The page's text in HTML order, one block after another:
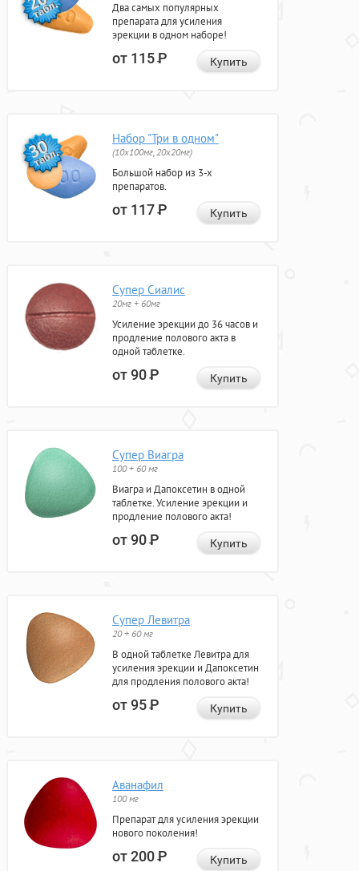
Два самых популярных
препарата для усиления
эрекции в одном наборе!
от 115Р Купить
Набор "Три в одном"
(10x100мг, 20x20мг)
Большой набор из 3-х
препаратов.
от 117Р Купить
Супер Сиалис
20мг + 60мг
Усиление эрекции до 36 часов и
продление полового акта в
одной таблетке.
от 90Р Купить
Супер Виагра
100 + 60 мг
Виагра и Дапоксетин в одной
таблетке. Усиление эрекции и
продление полового акта!
от 90Р Купить
Супер Левитра
20 + 60 мг
В одной таблетке Левитра для
усиления эрекции и Дапоксетин
для продления полового акта!
от 95Р Купить
Аванафил
100 мг
Препарат для усиления эрекции
нового поколения!
от 200Р Купить